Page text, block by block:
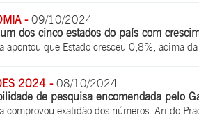
- 09/10/2024
dos cinco estados do país com
apontou que Estado cresceu 0,8%, acima
2024 - 08/10/2024
de pesquisa encomendada pelo
comprovou exatidão dos números. Ari do